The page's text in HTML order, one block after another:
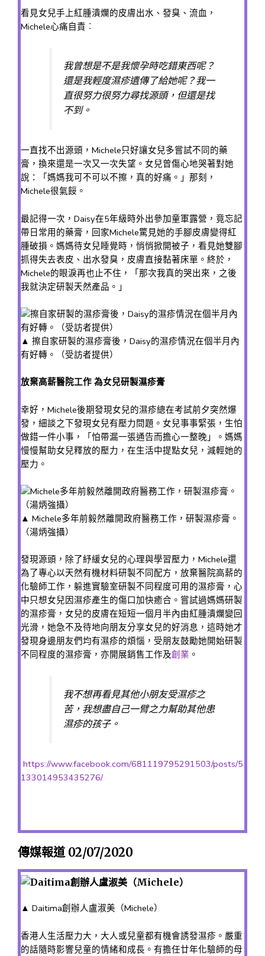
看見女兒手上紅腫潰爛的皮膚出水、發臭、流血，
Michele心痛自責︰
我曾想是不是我懷孕時吃錯東西呢？
還是我輕度濕疹遺傳了給她呢？我一
直很努力很努力尋找源頭，但還是找
不到。
一直找不出源頭，Michele只好讓女兒多嘗試不同的藥
膏，換來還是一次又一次失望。女兒曾傷心地哭著對她
說：「媽媽我可不可以不擦，真的好痛。」那刻，
Michele很氣餒。
最記得一次，Daisy在5年級時外出參加童軍露營，竟忘記
帶日常用的藥膏，回家Michele驚見她的手腳皮膚變得紅
腫破損。媽媽待女兒睡覺時，悄悄掀開被子，看見她雙腳
抓得失去表皮、出水發臭，皮膚直接黏著床單。終於，
Michele的眼淚再也止不住，「那次我真的哭出來，之後
我就決定研製天然產品。」
▲ 擦自家研製的濕疹膏後，Daisy的濕疹情況在個半月內
有好轉。（受訪者提供）
放棄高薪醫院工作 為女兒研製濕疹膏
幸好，Michele後期發現女兒的濕疹總在考試前夕突然爆
發，細談之下發現女兒有壓力問題。女兒事事緊張，生怕
做錯一件小事，「怕帶漏一張通告而擔心一整晚」。媽媽
慢慢幫助女兒釋放的壓力，在生活中提點女兒，減輕她的
壓力。
▲ Michele多年前毅然離開政府醫務工作，研製濕疹膏。
（湯炳強攝）
發現源頭，除了紓緩女兒的心理與學習壓力，Michele還
為了專心以天然有機材料研製不同配方，放棄醫院高薪的
化驗師工作，躲進實驗室研製不同程度可用的濕疹膏，心
中只想女兒因濕疹產生的傷口加快癒合。嘗試過媽媽研製
的濕疹膏，女兒的皮膚在短短一個月半內由紅腫潰爛變回
光滑，她急不及待地向朋友分享女兒的好消息，這時她才
發現身邊朋友們均有濕疹的煩惱，受朋友鼓勵她開始研製
不同程度的濕疹膏，亦開展銷售工作及創業 。
我不想再看見其他小朋友受濕疹之
苦，我想盡自己一臂之力幫助其他患
濕疹的孩子。
https://www.facebook.com/681119795291503/posts/5
133014953435276/
傳媒報道 02/07/2020
▲ Daitima創辦人盧淑美（Michele）
香港人生活壓力大，大人或兒童都有機會誘發濕疹。嚴重
的話隨時影響兒童的情緒和成長。有擔任廿年化驗師的母